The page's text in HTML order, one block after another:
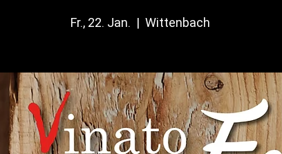
Fr., 22. Jan.
  |
Wittenbach